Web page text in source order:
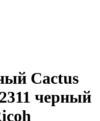
Cactus
черный